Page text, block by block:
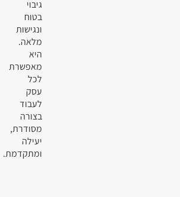
גיבוי
בטוח
ונגישות
מלאה.
היא
מאפשרת
לכל
עסק
לעבוד
בצורה
מסודרת,
יעילה
ומתקדמת.